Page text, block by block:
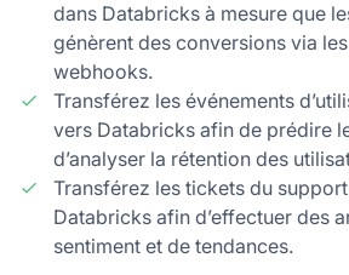
dans Databricks à mesure que
génèrent des conversions via
webhooks.
Transférez les événements
vers Databricks afin de prédire
d’analyser la rétention des
Transférez les tickets du
Databricks afin d’effectuer des
sentiment et de tendances.